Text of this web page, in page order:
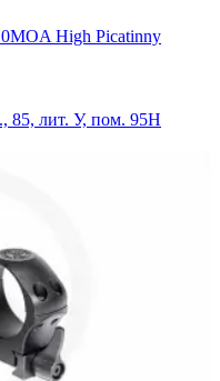
High Picatinny
85, лит. У, пом. 95Н